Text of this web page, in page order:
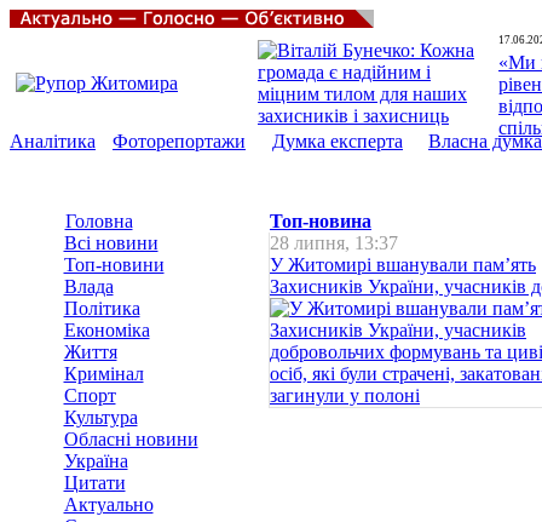
«Ми
Аналітика Фоторепортажи Думка експерта Власна думка
Головна
Всі новини
Топ-новини
Влада
Політика
Економіка
Життя
Кримінал
Спорт
Культура
Обласні новини
Україна
Цитати
Актуально
Топ-новина
28 липня, 13:37
У Житомирі вшанували пам’ять
Захисників України, учасників